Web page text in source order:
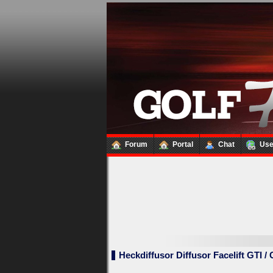
Forum Portal Chat
und
Heckdiffusor Diffusor Facelift GTI /